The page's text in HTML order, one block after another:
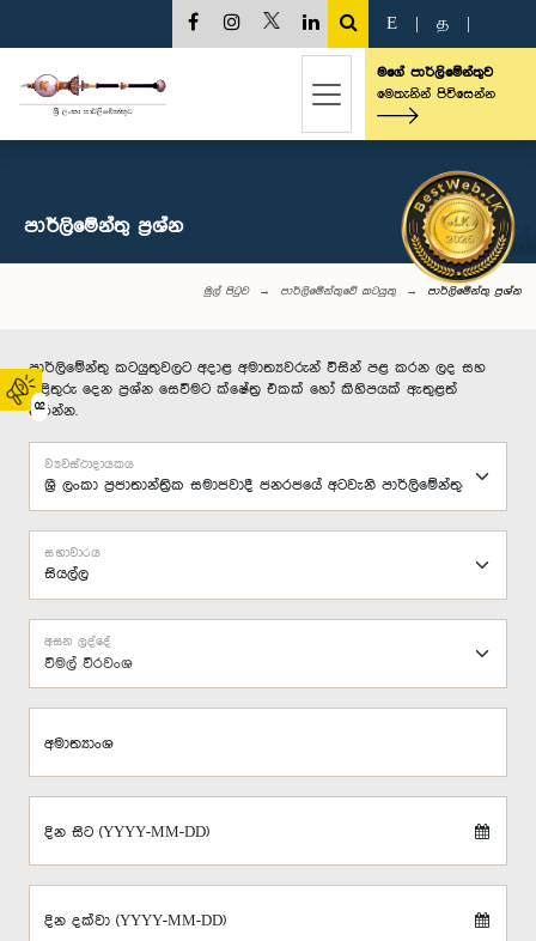
02
E த
මගේ පාර්ලිමේන්තුව
මෙතැනින් පිවිසෙන්න
පාර්ලි‌මේන්තු‌ ප්‍රශ්න
මුල් පිටුව පාර්ලිමේන්තුවේ කටයුතු පාර්ලි‌මේන්තු‌ ප්‍රශ්න
පාර්ලිමේන්තු කටයුතුවලට අදාළ අමාත්‍යවරුන් විසින් පළ කරන ලද සහ
පිළිතුරු දෙන ප්‍රශ්න සෙවීමට ක්ෂේත්‍ර එකක් හෝ කිහිපයක් ඇතුළත්
කරන්න.
ව්‍යවස්ථාදායකය
සභාවාරය
විමල් වීරවංශ
අසන ලද්දේ
අමාත්‍යාංශ
දින සිට (YYYY-MM-DD)
දින දක්වා (YYYY-MM-DD)